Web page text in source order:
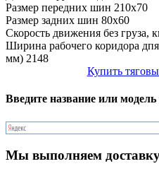
Размер передних шин 210x70
Размер задних шин 80x60
Скорость движения без груза,
Ширина рабочего коридора
мм) 2148
Купить
Введите название или модель
Мы выполняем